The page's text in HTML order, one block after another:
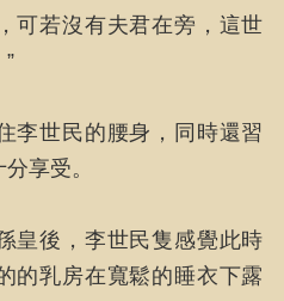
可若沒有夫君在旁，這世
李世民的腰身，同時還習
享受。
皇後，李世民隻感覺此時
的乳房在寬鬆的睡衣下露